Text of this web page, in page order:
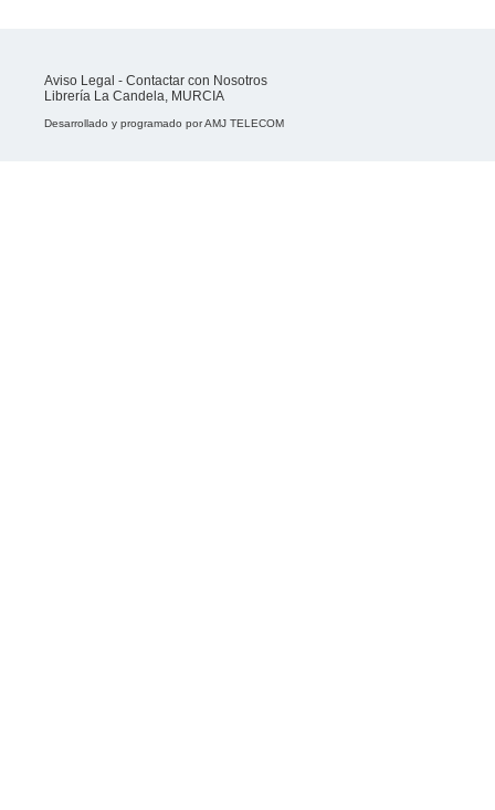
Aviso Legal - Contactar con Nosotros
Librería La Candela, MURCIA
Desarrollado y programado porAMJ TELECOM